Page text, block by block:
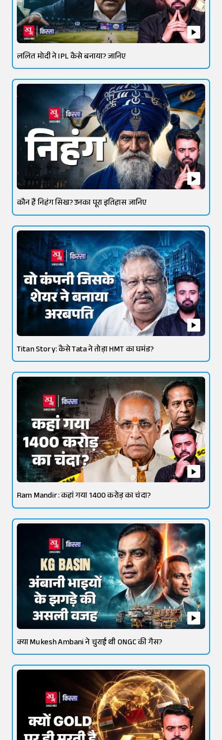
ललित मोदी ने IPL कैसे बनाया? जानिए
कौन हैं निहंग सिख? उनका पूरा इतिहास जानिए
Titan Story: कैसे Tata ने तोड़ा HMT का घमंड?
Ram Mandir: कहां गया 1400 करोड़ का चंदा?
क्या Mukesh Ambani ने चुराई थी ONGC की गैस?